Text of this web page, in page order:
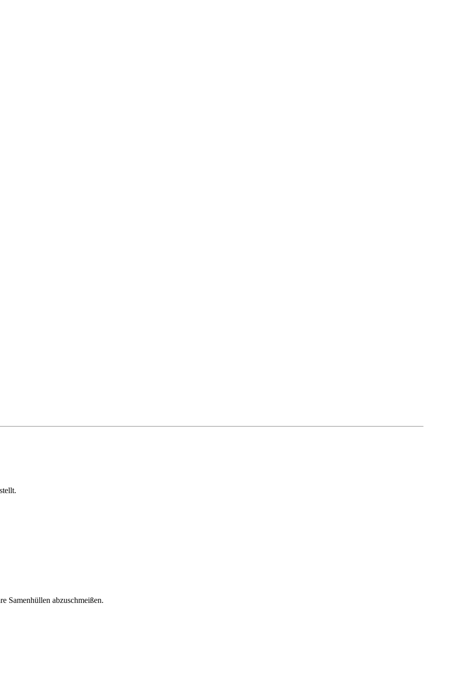
Samenhüllen abzuschmeißen.